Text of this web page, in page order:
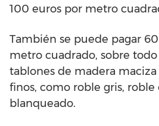
100 euros por metro
También se puede pagar
metro cuadrado, sobre todo
tablones de madera maciza
finos, como roble gris, roble
blanqueado.